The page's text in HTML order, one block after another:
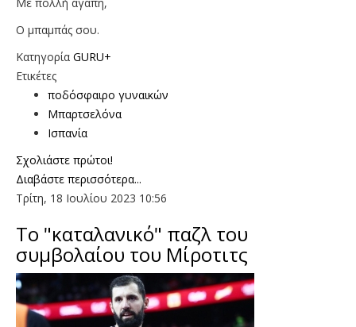
Ο μπαμπάς σου.
Κατηγορία GURU+
Ετικέτες
ποδόσφαιρο γυναικών
Μπαρτσελόνα
Ισπανία
Σχολιάστε πρώτοι!
Διαβάστε περισσότερα...
Τρίτη, 18 Ιουλίου 2023 10:56
Το "καταλανικό" παζλ του
συμβολαίου του Μίροτιτς